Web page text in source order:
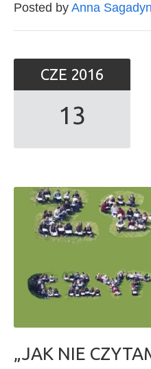
Posted by Anna Sagadyn
CZE 2016
13
„JAK NIE